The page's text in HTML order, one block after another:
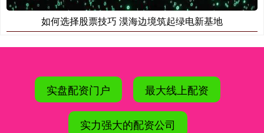
如何选择股票技巧 漠海边境筑起绿电新基地
实盘配资门户 最大线上配资
实力强大的配资公司